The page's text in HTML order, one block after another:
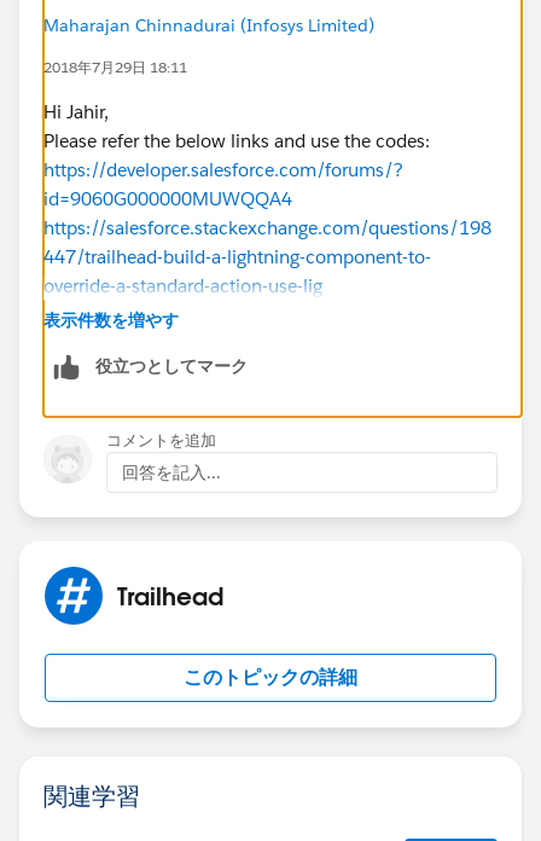
var propBaths =
component.set("v.propertyRecord.Name",
component.set("v.propertyRecord.Beds__c",
component.set("v.propertyRecord.Baths__c",
component.set("v.propertyRecord.Price__c",
var tempRec = component.find("forceRecord");
    console.log(result.state);
var resultsToast =
        resultsToast.setParams({
        });
        resultsToast.fire();
        var recId = result.recordId;
    } else if (result.state === "ERROR") {
console.log('Error: ' +
        resultsToast.setParams({
            "title": "Error",
"message": "There was an error
console.log('Unknown problem,
Maharajan Chinnadurai (Infosys Limited)
2018年7月29日 18:11
Hi Jahir,
Please refer the below links and use the codes:
https://developer.salesforce.com/forums/?
id=9060G000000MUWQQA4
https://salesforce.stackexchange.com/questions/198
447/trailhead-build-a-lightning-component-to-
override-a-standard-action-use-lig
https://developer.salesforce.com/forums/ForumsMain
https://developer.salesforce.com/forums/?
Can you please Let me know if it helps or not!!!
If it helps don't forget to mark this as a best
answer!!!
Thanks,
表示件数を増やす
役立つとしてマーク
コメントを追加
回答を記入...
Trailhead
このトピックの詳細
関連学習